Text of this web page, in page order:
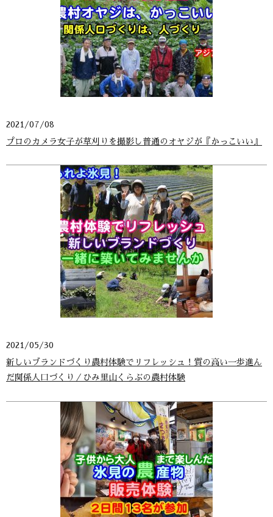
2021/07/08
プロのカメラ女子が草刈りを撮影し普通のオヤジが『かっこいい』
2021/05/30
新しいブランドづくり農村体験でリフレッシュ！質の高い一歩進ん
だ関係人口づくり／ひみ里山くらぶの農村体験